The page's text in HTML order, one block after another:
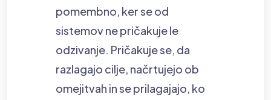
pomembno, ker se od
sistemov ne pričakuje le
odzivanje. Pričakuje se, da
razlagajo cilje, načrtujejo ob
omejitvah in se prilagajajo, ko